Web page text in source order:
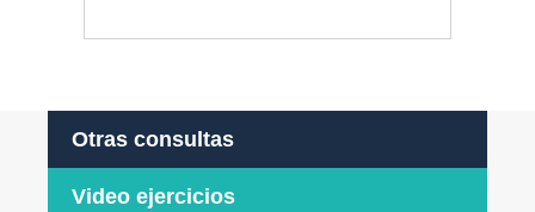
Otras consultas
Video ejercicios